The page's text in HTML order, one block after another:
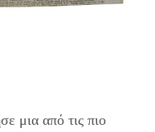
μια από τις πιο